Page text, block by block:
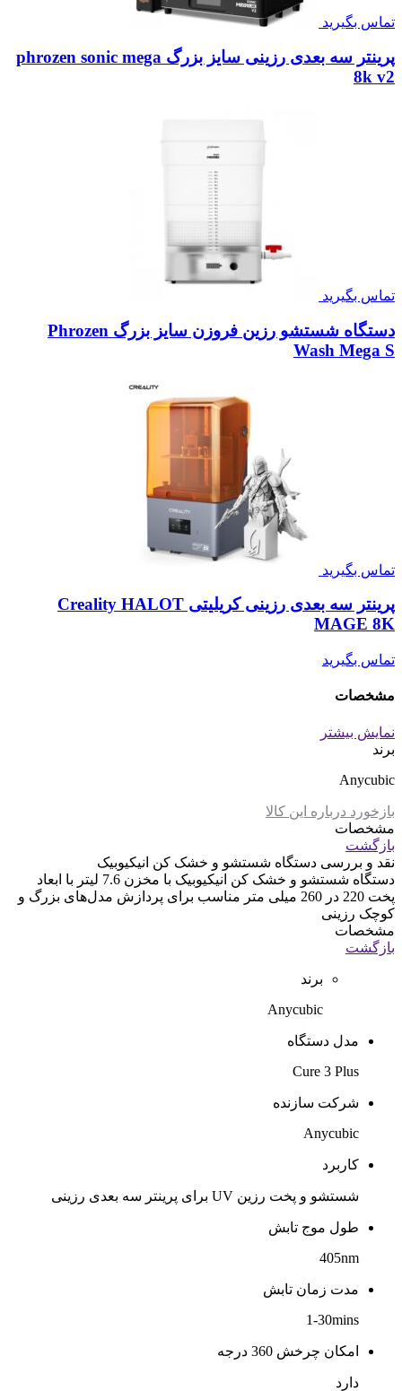
تماس بگیرید
پرینتر سه بعدی رزینی سایز بزرگ phrozen sonic mega
8k v2
تماس بگیرید
دستگاه شستشو رزین فروزن سایز بزرگ Phrozen
Wash Mega S
تماس بگیرید
پرینتر سه بعدی رزینی کریلیتی Creality HALOT
MAGE 8K
تماس بگیرید
مشخصات
نمایش بیشتر
برند
Anycubic
بازخورد درباره این کالا
مشخصات
بازگشت
نقد و بررسی دستگاه شستشو و خشک کن انیکیوبیک
دستگاه شستشو و خشک کن انیکیوبیک با مخزن 7.6 لیتر با ابعاد
پخت 220 در 260 میلی متر مناسب برای پردازش مدل‌های بزرگ و
کوچک رزینی
مشخصات
بازگشت
برند
Anycubic
مدل دستگاه
Cure 3 Plus
شرکت سازنده
Anycubic
کاربرد
شستشو و پخت رزین UV برای پرینتر سه بعدی رزینی
طول موج تابش
405nm
مدت زمان تابش
1-30mins
امکان چرخش 360 درجه
دارد